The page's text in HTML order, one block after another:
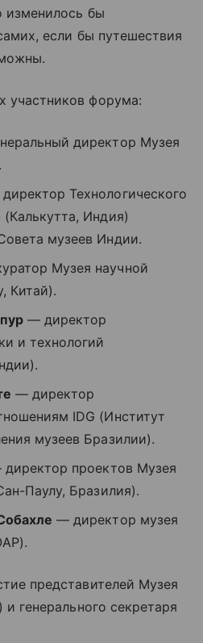
изменилось бы
если бы путешествия
участников форума:
директор Музея
Технологического
Индия)
музеев Индии.
Музея научной
Китай).
― директор
и технологий
― директор
IDG (Институт
музеев Бразилии).
проектов Музея
Паулу, Бразилия).
― директор музея
представителей Музея
генерального секретаря